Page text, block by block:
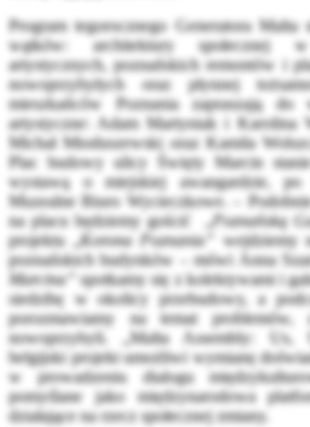
Program tegorocznego Generatora Malta
wątków: architektury społecznej
artystycznych, poznańskich remontów i
nowoprzybyłych oraz płynnej
mieszkańców Poznania zapraszają do
artystyczne: Adam Martyniak i Karolina
Michał Mioduszewski oraz Kamila
Plac budowy ulicy Święty Marcin
wystawą o miejskiej awangardzie,
Muzealne Biuro Wycieczkowe. –
na placu będziemy gościć „Poznańską
projektu „Korona Poznania” wejdziemy
poznańskich budynków – mówi Anna
Marcina” spotkamy się z kolektywami i
siedzibę w okolicy przebudowy, a
porozmawiamy na temat
nowoprzybyli. „Malta Assembly: Us,
belgijski projekt umożliwi wymianę
w prowadzeniu dialogu
pomyślane jako międzynarodowa
działające na rzecz społecznej zmiany.